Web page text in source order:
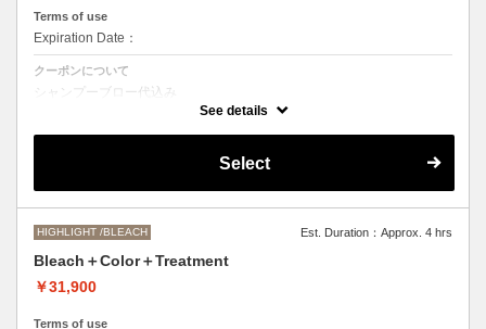
Terms of use
Expiration Date：
クーポンについて
シャンプーブロー代込み
ブリーチオンカラーをご希望の方はこちらを選択くださいませ。
●ご希望の色やカラー履歴、デザインによっては一度のブリーチでは表
M ¥＋1100 L¥＋1650 LL¥＋2200
See details
Select
HIGHLIGHT /BLEACH Est. Duration：Approx. 4 hrs
Bleach＋Color＋Treatment
￥31,900
Terms of use